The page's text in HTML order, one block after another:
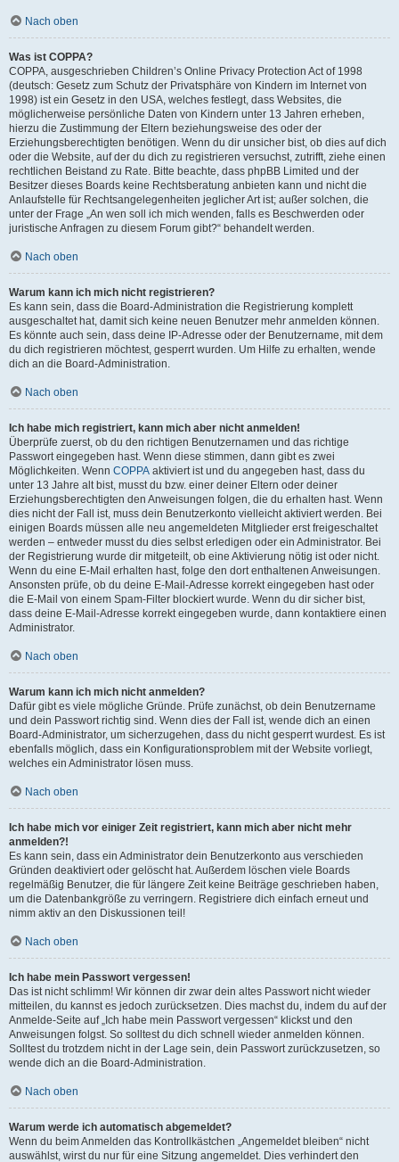
Nach oben
Was ist COPPA?
COPPA, ausgeschrieben Children’s Online Privacy Protection Act of 1998
(deutsch: Gesetz zum Schutz der Privatsphäre von Kindern im Internet von
1998) ist ein Gesetz in den USA, welches festlegt, dass Websites, die
möglicherweise persönliche Daten von Kindern unter 13 Jahren erheben,
hierzu die Zustimmung der Eltern beziehungsweise des oder der
Erziehungsberechtigten benötigen. Wenn du dir unsicher bist, ob dies auf dich
oder die Website, auf der du dich zu registrieren versuchst, zutrifft, ziehe einen
rechtlichen Beistand zu Rate. Bitte beachte, dass phpBB Limited und der
Besitzer dieses Boards keine Rechtsberatung anbieten kann und nicht die
Anlaufstelle für Rechtsangelegenheiten jeglicher Art ist; außer solchen, die
unter der Frage „An wen soll ich mich wenden, falls es Beschwerden oder
juristische Anfragen zu diesem Forum gibt?“ behandelt werden.
Nach oben
Warum kann ich mich nicht registrieren?
Es kann sein, dass die Board-Administration die Registrierung komplett
ausgeschaltet hat, damit sich keine neuen Benutzer mehr anmelden können.
Es könnte auch sein, dass deine IP-Adresse oder der Benutzername, mit dem
du dich registrieren möchtest, gesperrt wurden. Um Hilfe zu erhalten, wende
dich an die Board-Administration.
Nach oben
Ich habe mich registriert, kann mich aber nicht anmelden!
Überprüfe zuerst, ob du den richtigen Benutzernamen und das richtige
Passwort eingegeben hast. Wenn diese stimmen, dann gibt es zwei
Möglichkeiten. Wenn COPPA aktiviert ist und du angegeben hast, dass du
unter 13 Jahre alt bist, musst du bzw. einer deiner Eltern oder deiner
Erziehungsberechtigten den Anweisungen folgen, die du erhalten hast. Wenn
dies nicht der Fall ist, muss dein Benutzerkonto vielleicht aktiviert werden. Bei
einigen Boards müssen alle neu angemeldeten Mitglieder erst freigeschaltet
werden – entweder musst du dies selbst erledigen oder ein Administrator. Bei
der Registrierung wurde dir mitgeteilt, ob eine Aktivierung nötig ist oder nicht.
Wenn du eine E-Mail erhalten hast, folge den dort enthaltenen Anweisungen.
Ansonsten prüfe, ob du deine E-Mail-Adresse korrekt eingegeben hast oder
die E-Mail von einem Spam-Filter blockiert wurde. Wenn du dir sicher bist,
dass deine E-Mail-Adresse korrekt eingegeben wurde, dann kontaktiere einen
Administrator.
Nach oben
Warum kann ich mich nicht anmelden?
Dafür gibt es viele mögliche Gründe. Prüfe zunächst, ob dein Benutzername
und dein Passwort richtig sind. Wenn dies der Fall ist, wende dich an einen
Board-Administrator, um sicherzugehen, dass du nicht gesperrt wurdest. Es ist
ebenfalls möglich, dass ein Konfigurationsproblem mit der Website vorliegt,
welches ein Administrator lösen muss.
Nach oben
Ich habe mich vor einiger Zeit registriert, kann mich aber nicht mehr
anmelden?!
Es kann sein, dass ein Administrator dein Benutzerkonto aus verschieden
Gründen deaktiviert oder gelöscht hat. Außerdem löschen viele Boards
regelmäßig Benutzer, die für längere Zeit keine Beiträge geschrieben haben,
um die Datenbankgröße zu verringern. Registriere dich einfach erneut und
nimm aktiv an den Diskussionen teil!
Nach oben
Ich habe mein Passwort vergessen!
Das ist nicht schlimm! Wir können dir zwar dein altes Passwort nicht wieder
mitteilen, du kannst es jedoch zurücksetzen. Dies machst du, indem du auf der
Anmelde-Seite auf „Ich habe mein Passwort vergessen“ klickst und den
Anweisungen folgst. So solltest du dich schnell wieder anmelden können.
Solltest du trotzdem nicht in der Lage sein, dein Passwort zurückzusetzen, so
wende dich an die Board-Administration.
Nach oben
Warum werde ich automatisch abgemeldet?
Wenn du beim Anmelden das Kontrollkästchen „Angemeldet bleiben“ nicht
auswählst, wirst du nur für eine Sitzung angemeldet. Dies verhindert den